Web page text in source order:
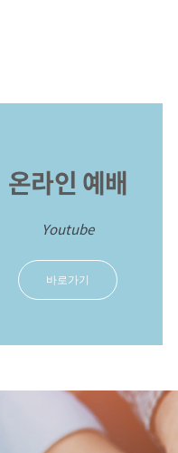
온라인 예배
Youtube
바로가기